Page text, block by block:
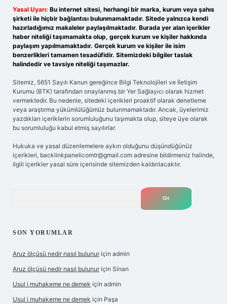
Yasal Uyarı: Bu internet sitesi, herhangi bir marka, kurum veya şahıs
şirketi ile hiçbir bağlantısı bulunmamaktadır. Sitede yalnızca kendi
hazırladığımız makaleler paylaşılmaktadır. Burada yer alan içerikler
haber niteliği taşımamakta olup, gerçek kurum ve kişiler hakkında
paylaşım yapılmamaktadır. Gerçek kurum ve kişiler ile isim
benzerlikleri tamamen tesadüfidir. Sitemizdeki bilgiler taslak
halindedir ve tavsiye niteliği taşımazlar.
Sitemiz, 5651 Sayılı Kanun gereğince Bilgi Teknolojileri ve İletişim
Kurumu (BTK) tarafından onaylanmış bir Yer Sağlayıcı olarak hizmet
vermektedir. Bu nedenle, sitedeki içerikleri proaktif olarak denetleme
veya araştırma yükümlülüğümüz bulunmamaktadır. Ancak, üyelerimiz
yazdıkları içeriklerin sorumluluğunu taşımakta olup, siteye üye olarak
bu sorumluluğu kabul etmiş sayılırlar.
Hukuka ve yasal düzenlemelere aykırı olduğunu düşündüğünüz
içerikleri, backlinkpanelicomtr@gmail.com adresine bildirmeniz halinde,
ilgili içerikler yasal süre içerisinde sitemizden kaldırılacaktır.
SON YORUMLAR
Aruz ölçüsü nedir nasıl bulunur için admin
Aruz ölçüsü nedir nasıl bulunur için Sinan
Usul i muhakeme ne demek için admin
Usul i muhakeme ne demek için Paşa